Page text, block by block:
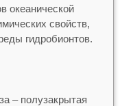
океанической
свойств,
гидробионтов.
– полузакрытая